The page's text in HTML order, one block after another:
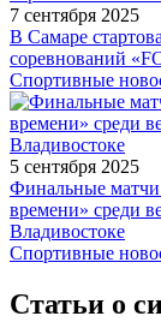
7 сентября 2025
В Самаре
соревнований
Спортивные
5 сентября 2025
Финальные
времени» среди
Владивостоке
Спортивные
Статьи о